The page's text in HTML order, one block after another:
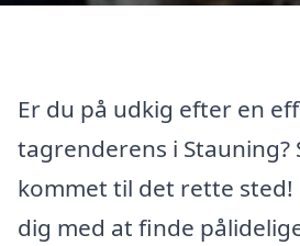
Er du på udkig efter en
tagrenderens i Stauning?
kommet til det rette
dig med at finde